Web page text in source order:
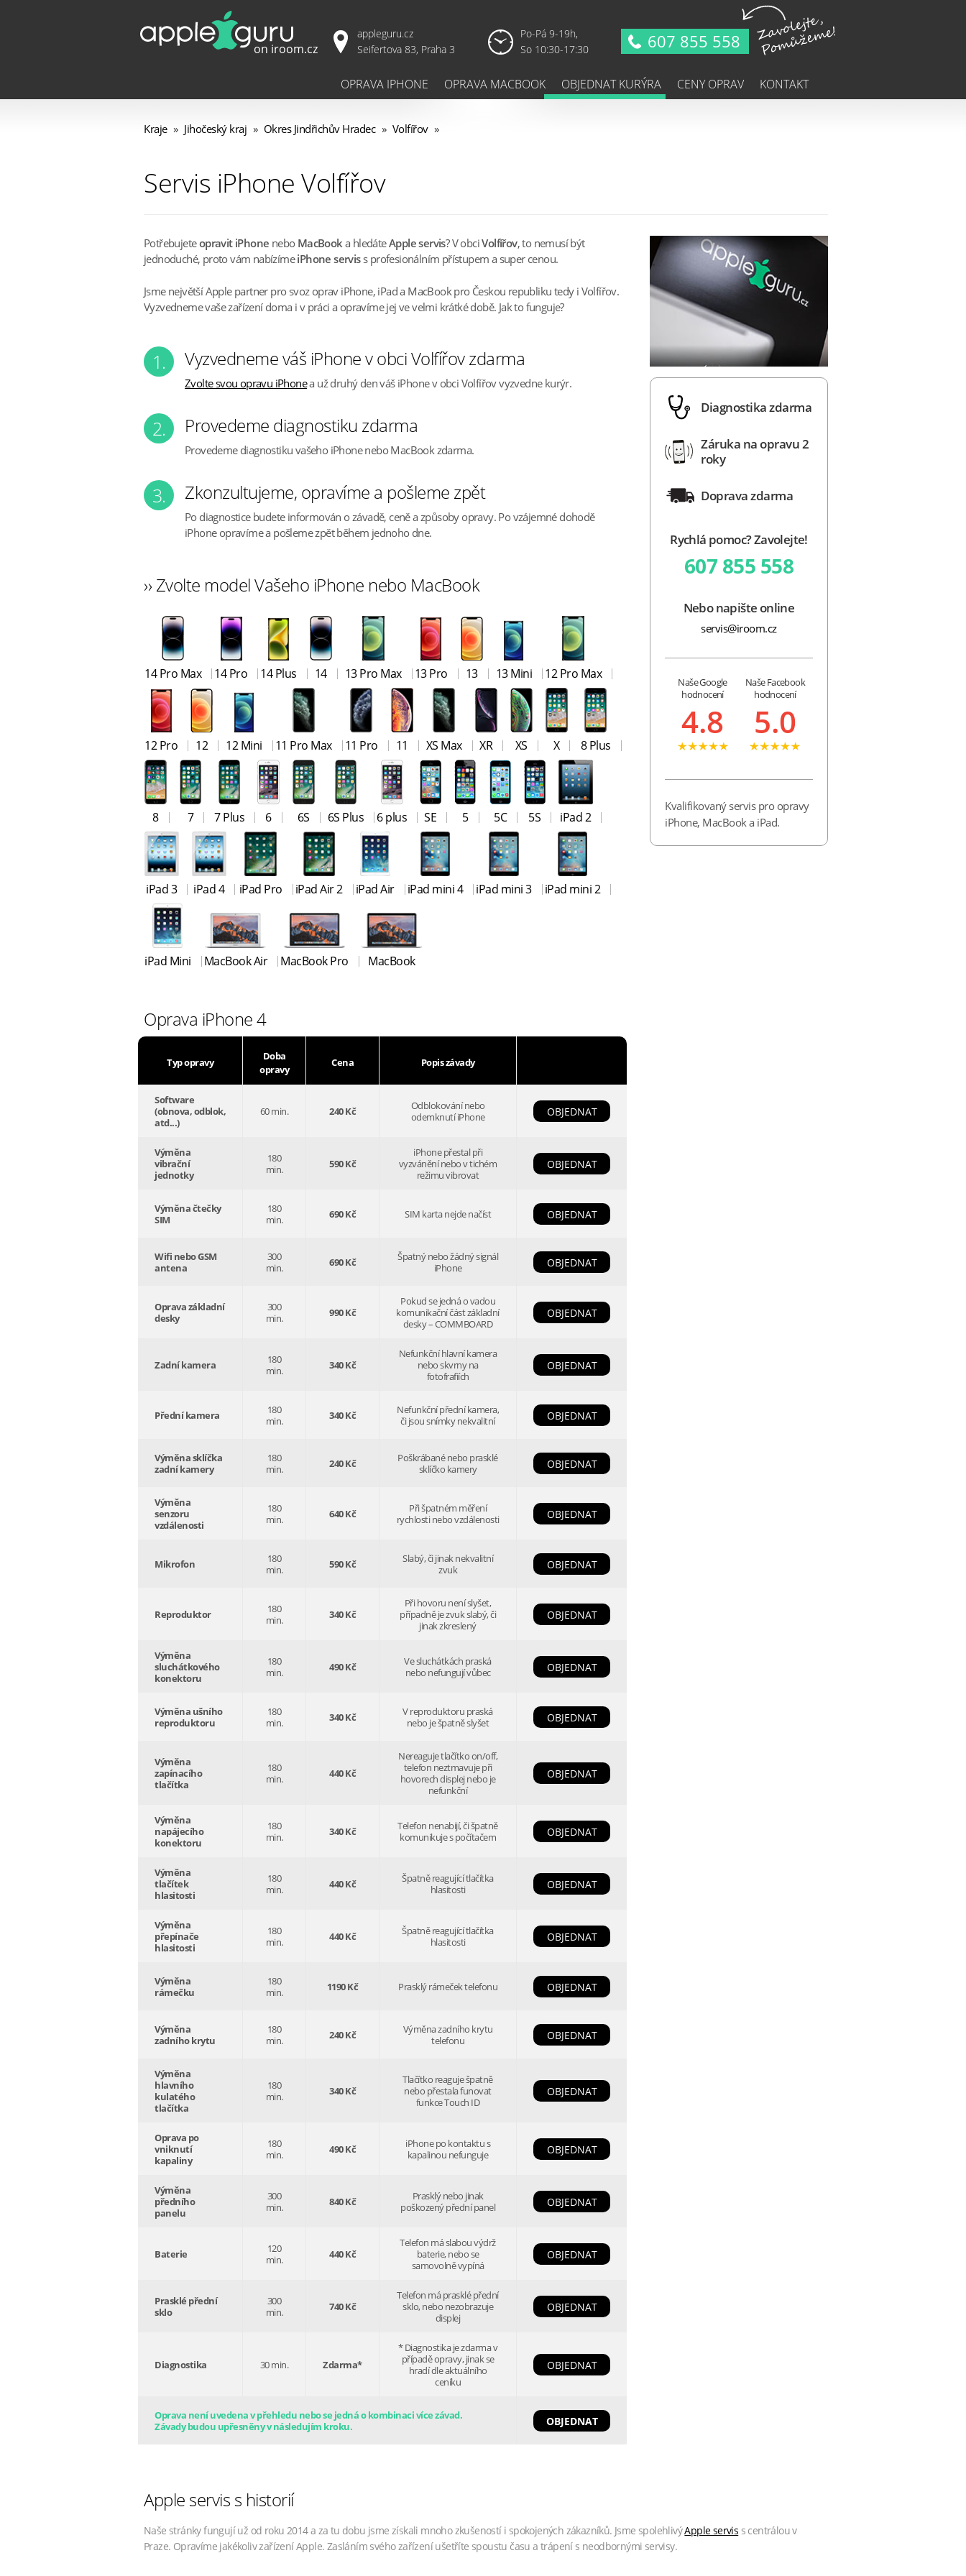
appleguru.cz
Seifertova 83, Praha 3
Po-Pá 9-19h,
So 10:30-17:30
607 855 558
OPRAVA IPHONE OPRAVA MACBOOK OBJEDNAT KURÝRA CENY OPRAV KONTAKT
Kraje » Jihočeský kraj » Okres Jindřichův Hradec » Volfířov »
Servis iPhone Volfířov
Potřebujeteopravit iPhone neboMacBooka hledáteApple servis? V obciVolfířov, to nemusí být
jednoduché, proto vám nabízímeiPhone serviss profesionálním přístupem a super cenou.
Jsme největší Apple partner pro svoz oprav iPhone, iPad a MacBook pro Českou republiku tedy i Volfířov.
Vyzvedneme vaše zařízení doma i v práci a opravíme jej ve velmi krátké době. Jak to funguje?
1. Vyzvedneme váš iPhone v obci Volfířov zdarma
Zvolte svou opravu iPhonea už druhý den váš iPhone v obci Volfířov vyzvedne kurýr.
2. Provedeme diagnostiku zdarma
Provedeme diagnostiku vašeho iPhone nebo MacBook zdarma.
3. Zkonzultujeme, opravíme a pošleme zpět
Po diagnostice budete informován o závadě, ceně a způsoby opravy. Po vzájemné dohodě
iPhone opravíme a pošleme zpět během jednoho dne.
›› Zvolte model Vašeho iPhone nebo MacBook
14 Pro Max 14 Pro 14 Plus 14 13 Pro Max 13 Pro 13 13 Mini 12 Pro Max
12 Pro 12 12 Mini 11 Pro Max 11 Pro 11 XS Max XR XS X 8 Plus
8 7 7 Plus 6 6S 6S Plus 6 plus SE 5 5C 5S iPad 2
iPad 3 iPad 4 iPad Pro iPad Air 2 iPad Air iPad mini 4 iPad mini 3 iPad mini 2
iPad Mini MacBook Air MacBook Pro MacBook
Oprava iPhone 4
Typ opravy
Doba
opravy
Cena Popis závady
Software
(obnova, odblok,
atd...)
60 min. 240 Kč
Odblokování nebo
odemknutí iPhone
OBJEDNAT
Výměna
vibrační
jednotky
180
min.
590 Kč
iPhone přestal při
vyzvánění nebo v tichém
režimu vibrovat
OBJEDNAT
Výměna čtečky
SIM
180
min.
690 Kč SIM karta nejde načíst OBJEDNAT
Wifi nebo GSM
antena
300
min.
690 Kč
Špatný nebo žádný signál
iPhone
OBJEDNAT
Oprava základní
desky
300
min.
990 Kč
Pokud se jedná o vadou
komunikační část základní
desky – COMMBOARD
OBJEDNAT
Zadní kamera
180
min.
340 Kč
Nefunkční hlavní kamera
nebo skvrny na
fotofrafiích
OBJEDNAT
Přední kamera
180
min.
340 Kč
Nefunkční přední kamera,
či jsou snímky nekvalitní
OBJEDNAT
Výměna sklíčka
zadní kamery
180
min.
240 Kč
Poškrábané nebo prasklé
sklíčko kamery
OBJEDNAT
Výměna
senzoru
vzdálenosti
180
min.
640 Kč
Při špatném měření
rychlosti nebo vzdálenosti
OBJEDNAT
Mikrofon
180
min.
590 Kč
Slabý, či jinak nekvalitní
zvuk
OBJEDNAT
Reproduktor
180
min.
340 Kč
Při hovoru není slyšet,
případně je zvuk slabý, či
jinak zkreslený
OBJEDNAT
Výměna
sluchátkového
konektoru
180
min.
490 Kč
Ve sluchátkách praská
nebo nefungují vůbec
OBJEDNAT
Výměna ušního
reproduktoru
180
min.
340 Kč
V reproduktoru praská
nebo je špatně slyšet
OBJEDNAT
Výměna
zapínacího
tlačítka
180
min.
440 Kč
Nereaguje tlačítko on/off,
telefon neztmavuje při
hovorech displej nebo je
nefunkční
OBJEDNAT
Výměna
napájecího
konektoru
180
min.
340 Kč
Telefon nenabijí, či špatně
komunikuje s počítačem
OBJEDNAT
Výměna
tlačítek
hlasitosti
180
min.
440 Kč
Špatně reagující tlačítka
hlasitosti
OBJEDNAT
Výměna
přepínače
hlasitosti
180
min.
440 Kč
Špatně reagující tlačítka
hlasitosti
OBJEDNAT
Výměna
rámečku
180
min.
1190 Kč Prasklý rámeček telefonu OBJEDNAT
Výměna
zadního krytu
180
min.
240 Kč
Výměna zadního krytu
telefonu
OBJEDNAT
Výměna
hlavního
kulatého
tlačítka
180
min.
340 Kč
Tlačítko reaguje špatně
nebo přestala funovat
funkce Touch ID
OBJEDNAT
Oprava po
vniknutí
kapaliny
180
min.
490 Kč
iPhone po kontaktu s
kapalinou nefunguje
OBJEDNAT
Výměna
předního
panelu
300
min.
840 Kč
Prasklý nebo jinak
poškozený přední panel
OBJEDNAT
Baterie
120
min.
440 Kč
Telefon má slabou výdrž
baterie, nebo se
samovolně vypíná
OBJEDNAT
Prasklé přední
sklo
300
min.
740 Kč
Telefon má prasklé přední
sklo, nebo nezobrazuje
displej
OBJEDNAT
Diagnostika 30 min. Zdarma*
* Diagnostika je zdarma v
případě opravy, jinak se
hradí dle aktuálního
ceníku
OBJEDNAT
Oprava není uvedena v přehledu nebo se jedná o kombinaci více závad.
Závady budou upřesněny v následujím kroku.
OBJEDNAT
Diagnostika zdarma
Záruka na opravu 2
roky
Doprava zdarma
Rychlá pomoc? Zavolejte!
607 855 558
Nebo napište online
servis@iroom.cz
Naše Google
hodnocení
4.8
Naše Facebook
hodnocení
5.0
Kvalifikovaný servis pro opravy
iPhone, MacBook a iPad.
Apple servis s historií
Naše stránky fungují už od roku 2014 a za tu dobu jsme získali mnoho zkušeností i spokojených zákazníků. Jsme spolehlivýApple servis s centrálou v
Praze. Opravíme jakékoliv zařízení Apple. Zasláním svého zařízení ušetříte spoustu času a trápení s neodbornými servisy.